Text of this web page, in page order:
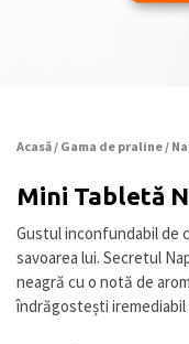
Acasă / Gama de praline /
Mini Tabletă
Gustul inconfundabil de
savoarea lui. Secretul
neagră cu o notă de
îndrăgostești iremediabil